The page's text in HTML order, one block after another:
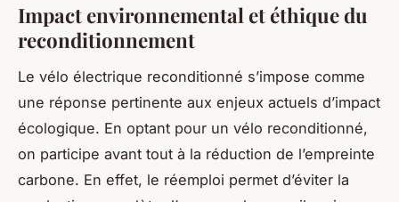
Impact environnemental et éthique du
reconditionnement
Le vélo électrique reconditionné s’impose comme
une réponse pertinente aux enjeux actuels d’impact
écologique. En optant pour un vélo reconditionné,
on participe avant tout à la réduction de l’empreinte
carbone. En effet, le réemploi permet d’éviter la